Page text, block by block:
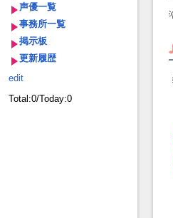
声優一覧
事務所一覧
掲示板
更新履歴
edit
Total:0/Today:0